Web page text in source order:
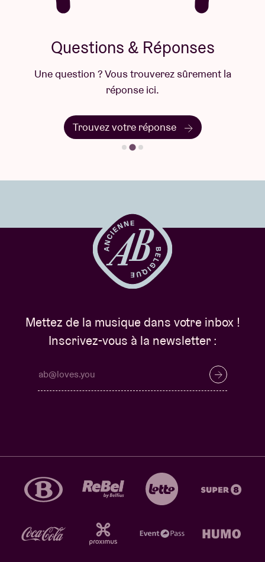
Questions & Réponses
Une question ? Vous trouverez sûrement la
réponse ici.
Trouvez votre réponse
Mettez de la musique dans votre inbox !
Inscrivez-vous à la newsletter :